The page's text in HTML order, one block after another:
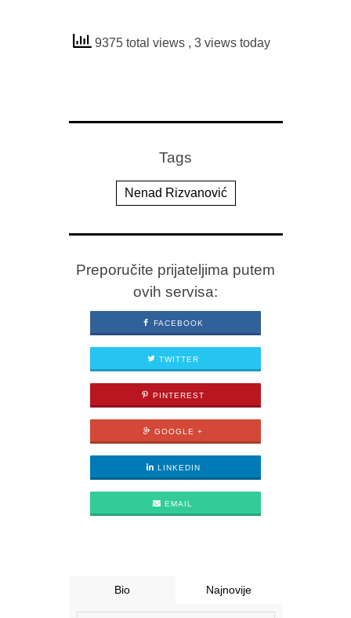
9375 total views , 3 views today
Tags
Nenad Rizvanović
Preporučite prijateljima putem
ovih servisa:
FACEBOOK
TWITTER
PINTEREST
GOOGLE +
LINKEDIN
EMAIL
Bio Najnovije